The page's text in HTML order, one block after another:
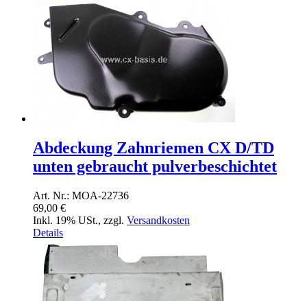
Abdeckung Zahnriemen CX D/TD
unten gebraucht pulverbeschichtet
Art. Nr.: MOA-22736
69,00 €
Inkl. 19% USt., zzgl. Versandkosten
Details